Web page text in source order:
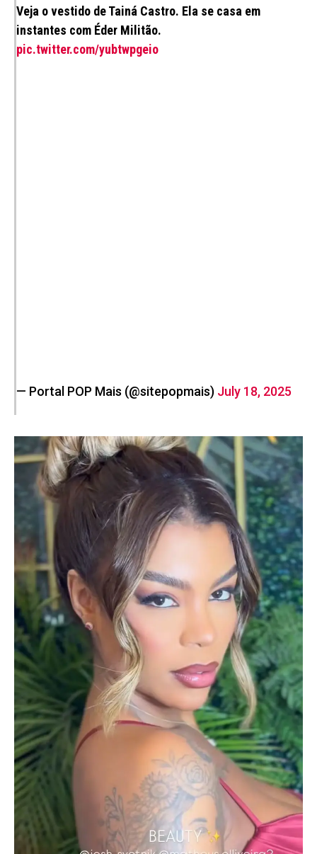
Veja o vestido de Tainá Castro. Ela se casa em
instantes com Éder Militão.
pic.twitter.com/yubtwpgeio
— Portal POP Mais (@sitepopmais) July 18, 2025